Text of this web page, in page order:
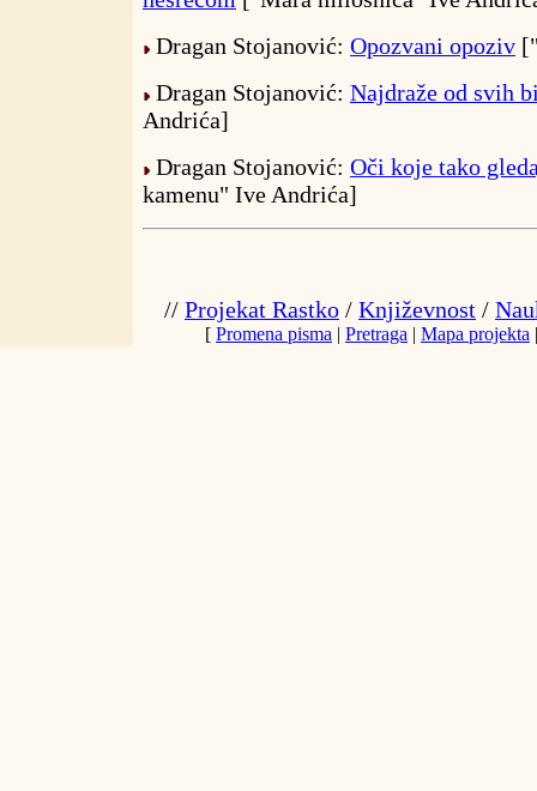
Dragan Stojanović: Opozvani opoziv
Dragan Stojanović: Najdraže od svih
Andrića]
Dragan Stojanović: Oči koje tako
kamenu" Ive Andrića]
// Projekat Rastko / Književnost /
[ Promena pisma Pretraga Mapa projekta